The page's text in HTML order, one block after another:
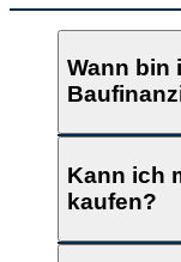
Wann bin
Kann ich
kaufen?